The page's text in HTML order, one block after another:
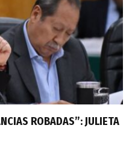
ROBADAS”: JULIETA